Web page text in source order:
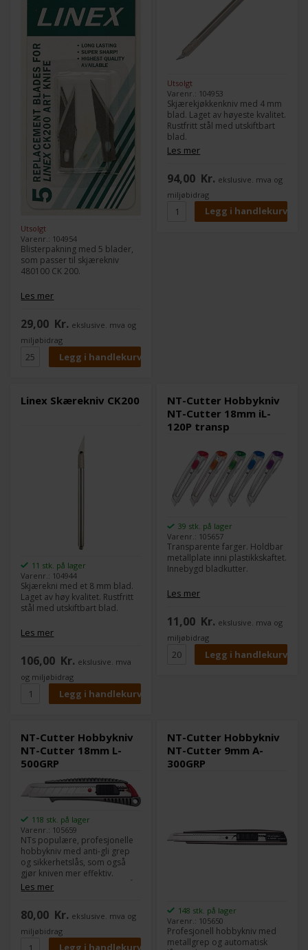
Utsolgt
Varenr.: 104954
Blisterpakning med 5 blader,
som passer til skjærekniv
480100 CK 200.
Les mer
29,00 Kr. ekslusive. mva og
miljøbidrag
Utsolgt
Varenr.: 104953
Skjærekjøkkenkniv med 4 mm
blad. Laget av høyeste kvalitet.
Rustfritt stål med utskiftbart
blad.
Les mer
94,00 Kr. ekslusive. mva og
miljøbidrag
Linex Skærekniv CK200
11 stk. på lager
Varenr.: 104944
Skjærekni med et 8 mm blad.
Laget av høy kvalitet. Rustfritt
stål med utskiftbart blad.
Les mer
106,00 Kr. ekslusive. mva
og miljøbidrag
NT-Cutter Hobbykniv
NT-Cutter 18mm iL-
120P transp
39 stk. på lager
Varenr.: 105657
Transparente farger. Holdbar
metallplate inni plastikkskaftet.
Innebygd bladkutter.
Les mer
11,00 Kr. ekslusive. mva og
miljøbidrag
NT-Cutter Hobbykniv
NT-Cutter 18mm L-
500GRP
118 stk. på lager
Varenr.: 105659
NTs populære, profesjonelle
hobbykniv med anti-gli grep
og sikkerhetslås, som også
gjør kniven mer effektiv.
Knivbladet kan knekkes av på
endestykket. Laget av
inneholder et ekstra knivblad.
Les mer
80,00 Kr. ekslusive. mva og
miljøbidrag
NT-Cutter Hobbykniv
NT-Cutter 9mm A-
300GRP
148 stk. på lager
Varenr.: 105650
Profesjonell hobbykniv med
metallgrep og automatisk